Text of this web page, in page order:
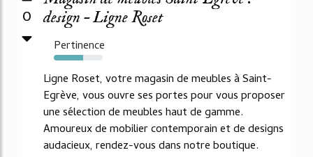
0
design – Ligne Roset
Pertinence
60%
Ligne Roset, votre magasin de meubles à Saint-
Egrève, vous ouvre ses portes pour vous proposer
une sélection de meubles haut de gamme.
Amoureux de mobilier contemporain et de designs
audacieux, rendez-vous dans notre boutique.